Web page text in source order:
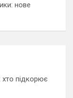
нове
хто підкорює